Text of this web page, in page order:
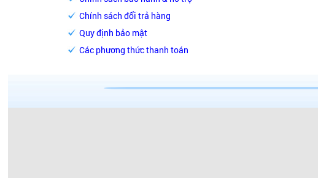
Chính sách đổi trả hàng
Quy định bảo mật
Các phương thức thanh toán